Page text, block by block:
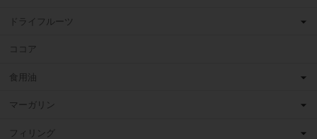
ドライフルーツ
ココア
食用油
マーガリン
フィリング